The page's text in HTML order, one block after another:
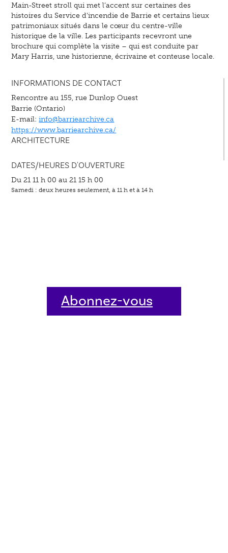
Main-Street stroll qui met l’accent sur certaines des
histoires du Service d’incendie de Barrie et certains lieux
patrimoniaux situés dans le cœur du centre-ville
historique de la ville. Les participants recevront une
brochure qui complète la visite – qui est conduite par
Mary Harris, une historienne, écrivaine et conteuse locale.
INFORMATIONS DE CONTACT
Rencontre au 155, rue Dunlop Ouest
Barrie (Ontario)
E-mail:info@barriearchive.ca
https://www.barriearchive.ca/
ARCHITECTURE
DATES/HEURES D'OUVERTURE
Du 21 11 h 00 au 21 15 h 00
Samedi : deux heures seulement, à 11 h et à 14 h
Abonnez-vous